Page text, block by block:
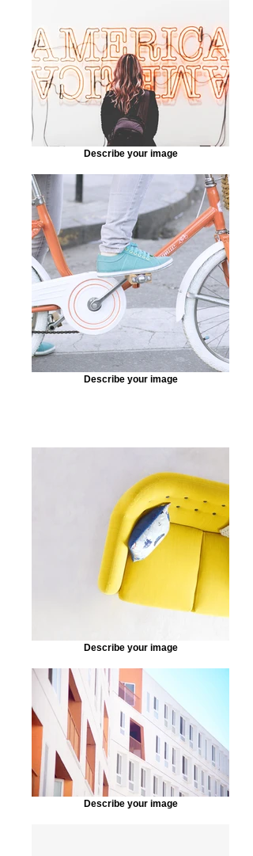
Describe your image
Describe your image
Describe your image
Describe your image